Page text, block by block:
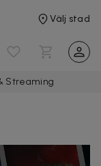
Välj stad
Streaming